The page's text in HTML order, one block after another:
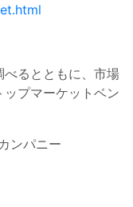
べるとともに、市場
プマーケットベン
ンパニー